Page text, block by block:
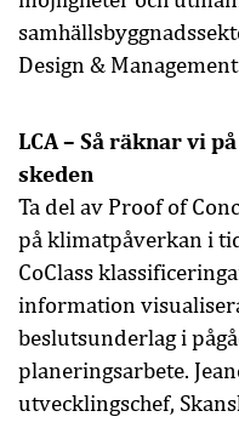
Design &
LCA – Så räknar vi
skeden
Ta del av Proof of
på klimatpåverkan i
CoClass
information
beslutsunderlag i
planeringsarbete.
utvecklingschef,